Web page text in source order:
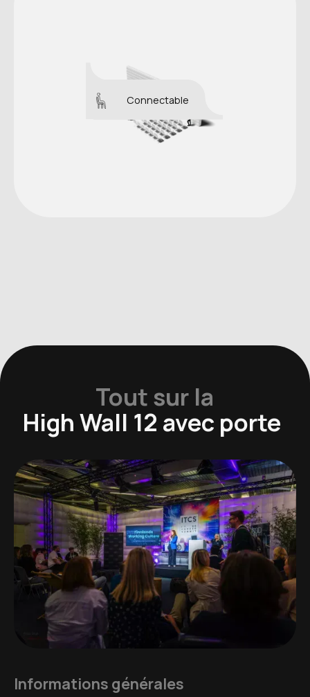
Connectable
Tout sur la
High Wall 12 avec porte
Informations générales